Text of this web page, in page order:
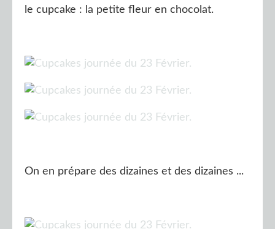
le cupcake : la petite fleur en chocolat.
On en prépare des dizaines et des dizaines ...